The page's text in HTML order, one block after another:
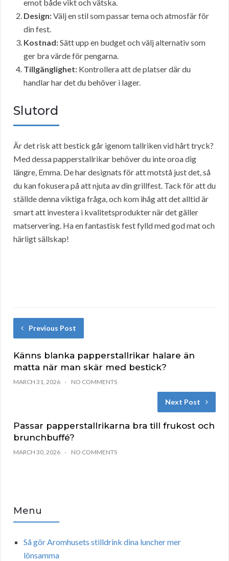
emot både vikt och vätska.
Design:Välj en stil som passar tema och atmosfär för
din fest.
Kostnad:Sätt upp en budget och välj alternativ som
ger bra värde för pengarna.
Tillgänglighet: Kontrollera att de platser där du
handlar har det du behöver i lager.
Slutord
Är det risk att bestick går igenom tallriken vid hårt tryck?
Med dessa papperstallrikar behöver du inte oroa dig
längre, Emma. De har designats för att motstå just det, så
du kan fokusera på att njuta av din grillfest. Tack för att du
ställde denna viktiga fråga, och kom ihåg att det alltid är
smart att investera i kvalitetsprodukter när det gäller
matservering. Ha en fantastisk fest fylld med god mat och
härligt sällskap!
Previous Post
Känns blanka papperstallrikar halare än
matta när man skär med bestick?
MARCH 31, 2026 NO COMMENTS
Next Post
Passar papperstallrikarna bra till frukost och
brunchbuffé?
MARCH 30, 2026 NO COMMENTS
Menu
Så gör Aromhusets stilldrink dina luncher mer
lönsamma